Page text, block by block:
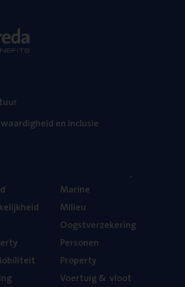
en inclusie
Mari­ne
Mili­eu
Oogst­ver­ze­ke­ring
Per­so­nen
Pro­per­ty
Voer­tuig& vloot